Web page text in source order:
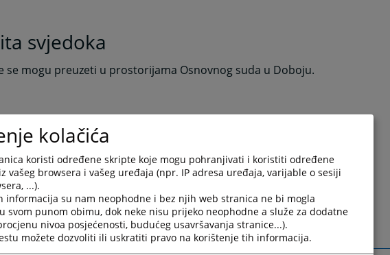
svjedoka
se mogu preuzeti u prostorijama Osnovnog suda u Doboju.
kolačića
koristi određene skripte koje mogu pohranjivati i koristiti određene
vašeg browsera i vašeg uređaja (npr. IP adresa uređaja, varijable o sesiji
...).
informacija su nam neophodne i bez njih web stranica ne bi mogla
svom punom obimu, dok neke nisu prijeko neophodne a služe za dodatne
nivoa posjećenosti, budućeg usavršavanja stranice...).
možete dozvoliti ili uskratiti pravo na korištenje tih informacija.